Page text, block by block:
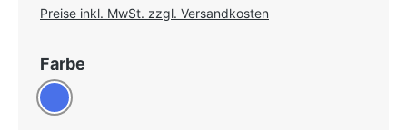
Preise inkl. MwSt. zzgl. Versandkosten
Farbe
Blau